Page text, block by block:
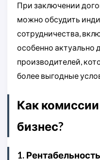
При заключении
можно обсудить
сотрудничества,
особенно актуально
производителей,
более выгодные
Как
бизнес?
1. Рентабельность